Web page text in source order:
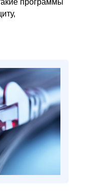
программы